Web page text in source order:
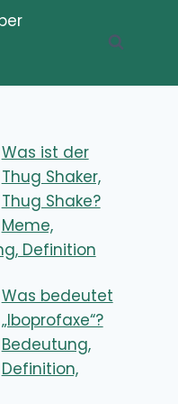
Was ist der
Thug Shaker,
Thug Shake?
Meme,
Definition
Was bedeutet
„Iboprofaxe“?
Bedeutung,
Definition,